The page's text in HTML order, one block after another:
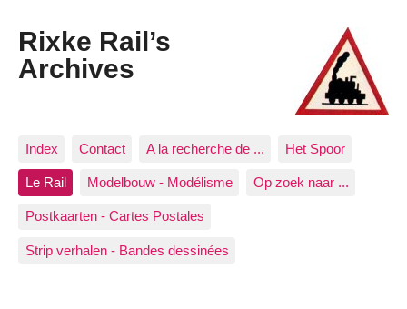
Rixke Rail’s
Archives
Index Contact A la recherche de ... Het Spoor
Le Rail Modelbouw - Modélisme Op zoek naar ...
Postkaarten - Cartes Postales
Strip verhalen - Bandes dessinées